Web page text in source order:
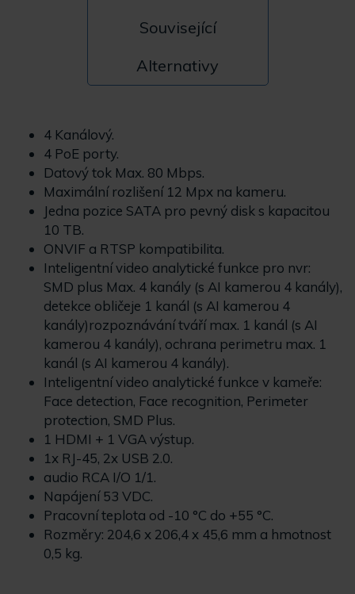
Související
Alternativy
4 Kanálový.
4 PoE porty.
Datový tok Max. 80 Mbps.
Maximální rozlišení 12 Mpx na kameru.
Jedna pozice SATA pro pevný disk s kapacitou
10 TB.
ONVIF a RTSP kompatibilita.
Inteligentní video analytické funkce pro nvr:
SMD plus Max. 4 kanály (s AI kamerou 4 kanály),
detekce obličeje 1 kanál (s AI kamerou 4
kanály)rozpoznávání tváří max. 1 kanál (s AI
kamerou 4 kanály), ochrana perimetru max. 1
kanál (s AI kamerou 4 kanály).
Inteligentní video analytické funkce v kameře:
Face detection, Face recognition, Perimeter
protection, SMD Plus.
1 HDMI + 1 VGA výstup.
1x RJ-45, 2x USB 2.0.
audio RCA I/O 1/1.
Napájení 53 VDC.
Pracovní teplota od -10 °C do +55 °C.
Rozměry: 204,6 x 206,4 x 45,6 mm a hmotnost
0,5 kg.